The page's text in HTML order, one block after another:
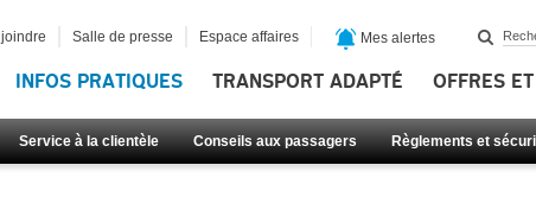
INFOS PRATIQUES TRANSPORT ADAPTÉ OFFRES
Service à la clientèle Conseils aux passagers Règlements et
Salle de presse Espace affaires Mes alertes